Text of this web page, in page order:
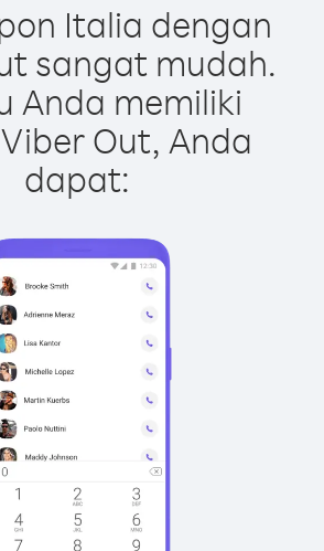
Italia dengan
sangat mudah.
Anda memiliki
Out, Anda
dapat: